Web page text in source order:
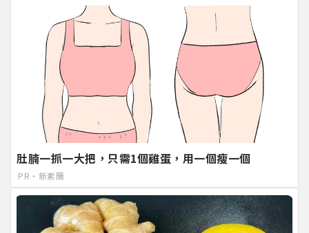
肚腩一抓一大把，只需1個雞蛋，用一個瘦一個
PR・新素簡